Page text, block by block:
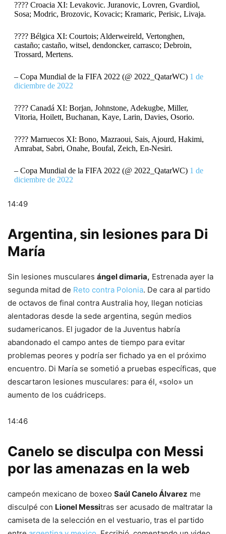
???? Croacia XI: Levakovic. Juranovic, Lovren, Gvardiol,
Sosa; Modric, Brozovic, Kovacic; Kramaric, Perisic, Livaja.
???? Bélgica XI: Courtois; Alderweireld, Vertonghen,
castaño; castaño, witsel, dendoncker, carrasco; Debroin,
Trossard, Mertens.
– Copa Mundial de la FIFA 2022 (@ 2022_QatarWC) 1 de
diciembre de 2022
???? Canadá XI: Borjan, Johnstone, Adekugbe, Miller,
Vitoria, Hoilett, Buchanan, Kaye, Larin, Davies, Osorio.
???? Marruecos XI: Bono, Mazraoui, Sais, Ajourd, Hakimi,
Amrabat, Sabri, Onahe, Boufal, Zeich, En-Nesiri.
– Copa Mundial de la FIFA 2022 (@ 2022_QatarWC) 1 de
diciembre de 2022
14:49
Argentina, sin lesiones para Di
María
Sin lesiones musculares ángel dimaria, Estrenada ayer la
segunda mitad de Reto contra Polonia. De cara al partido
de octavos de final contra Australia hoy, llegan noticias
alentadoras desde la sede argentina, según medios
sudamericanos. El jugador de la Juventus habría
abandonado el campo antes de tiempo para evitar
problemas peores y podría ser fichado ya en el próximo
encuentro. Di María se sometió a pruebas específicas, que
descartaron lesiones musculares: para él, «solo» un
aumento de los cuádriceps.
14:46
Canelo se disculpa con Messi
por las amenazas en la web
campeón mexicano de boxeo Saúl Canelo Álvarez me
disculpé con Lionel Messitras ser acusado de maltratar la
camiseta de la selección en el vestuario, tras el partido